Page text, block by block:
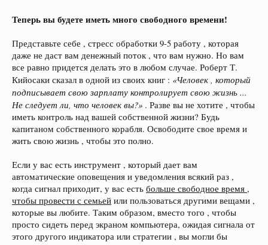
Теперь вы будете иметь много свободного времени!
Представьте себе , стресс обработки 9-5 работу , которая
даже не даст вам денежный поток , что вам нужно. Но вам
все равно придется делать это в любом случае. Роберт Т.
Кийосаки сказал в одной из своих книг : «Человек , который
подписывает свою зарплату контролирует свою жизнь ...
Не следует ли, что человек вы?» . Разве вы не хотите , чтобы
иметь контроль над вашей собственной жизни? Будь
капитаном собственного корабля. Освободите свое время и
жить свою жизнь , чтобы это полно.
Если у вас есть инструмент , который дает вам
автоматические оповещения и уведомления всякий раз ,
когда сигнал приходит, у вас есть больше свободное время ,
чтобы провести с семьей или пользоваться другими вещами ,
которые вы любите. Таким образом, вместо того , чтобы
просто сидеть перед экраном компьютера, ожидая сигнала от
этого другого индикатора или стратегии , вы могли бы